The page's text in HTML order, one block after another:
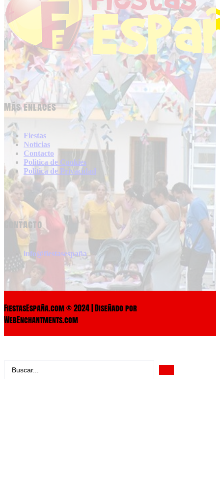
Más enlaces
Fiestas
Noticias
Contacto
Politica de Cookies
Politica de Privacidad
Contacto
info@fiestasespaña
FiestasEspaña.com © 2024 | Diseñado por
WebEnchantments.com